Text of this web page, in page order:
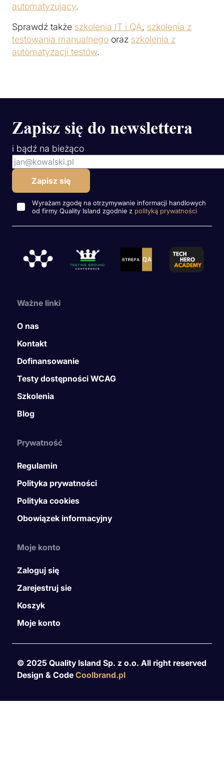
automatyzujący.
Sprawdź także szkolenia IT i QA, szkolenia z
testowania manualnego oraz szkolenia z
automatyzacji testów.
Zapisz się do newslettera
i bądź na bieżąco
Wyrażam zgodę na otrzymywanie informacji handlowych
od firmy Quality Island zgodnie z polityką prywatności
Ważne linki
O nas
Kontakt
Dofinansowanie
Testy dostępności WCAG
Szkolenia
Blog
Prywatność
Regulamin
Polityka prywatności
Polityka cookies
Obowiązek informacyjny
Moje konto
Zaloguj się
Zarejestruj sie
Koszyk
Moje konto
© 2025 Quality Island Sp. z o.o. All right reserved
Design & Code Coolbrand.pl